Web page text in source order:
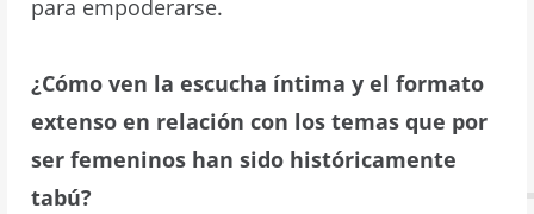
para empoderarse.
¿Cómo ven la escucha íntima y el formato
extenso en relación con los temas que por
ser femeninos han sido históricamente
tabú?